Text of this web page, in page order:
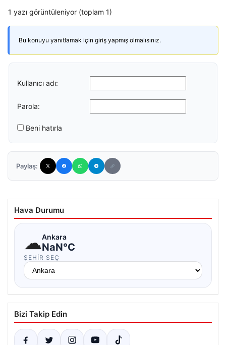
1 yazı görüntüleniyor (toplam 1)
Bu konuyu yanıtlamak için giriş yapmış olmalısınız.
Kullanıcı adı:
Parola:
Beni hatırla
Paylaş:
Hava Durumu
☁Ankara
NaN°C
ŞEHIR SEÇ
Bizi Takip Edin